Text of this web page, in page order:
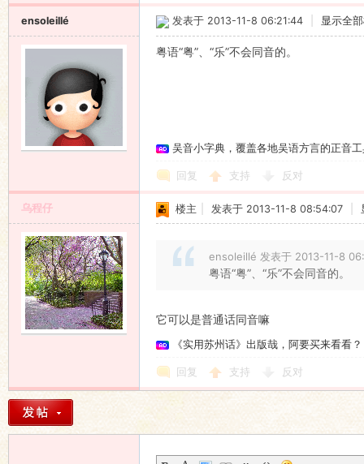
ensoleillé 发表于 2013-11-8 06:21:44 显示全
粤语“粤”、“乐”不会同音的。
吴音小字典，覆盖各地吴语方言的正音
回复 支持 反对
乌程仔 楼主 发表于 2013-11-8 08:54:07
ensoleillé 发表于 2013-11-8
粤语“粤”、“乐”不会同音的。
它可以是普通话同音嘛
《实用苏州话》出版哉，阿要买来看看？
回复 支持 反对